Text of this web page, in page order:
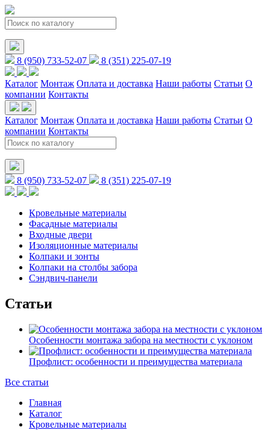
8 (950) 733-52-07 8 (351) 225-07-19
Каталог Монтаж Оплата и доставка Наши работы Статьи О
компании Контакты
Каталог Монтаж Оплата и доставка Наши работы Статьи О
компании Контакты
8 (950) 733-52-07 8 (351) 225-07-19
Кровельные материалы
Фасадные материалы
Входные двери
Изоляционные материалы
Колпаки и зонты
Колпаки на столбы забора
Сэндвич-панели
Статьи
Особенности монтажа забора на местности с уклоном
Профлист: особенности и преимущества материала
Все статьи
Главная
Каталог
Кровельные материалы